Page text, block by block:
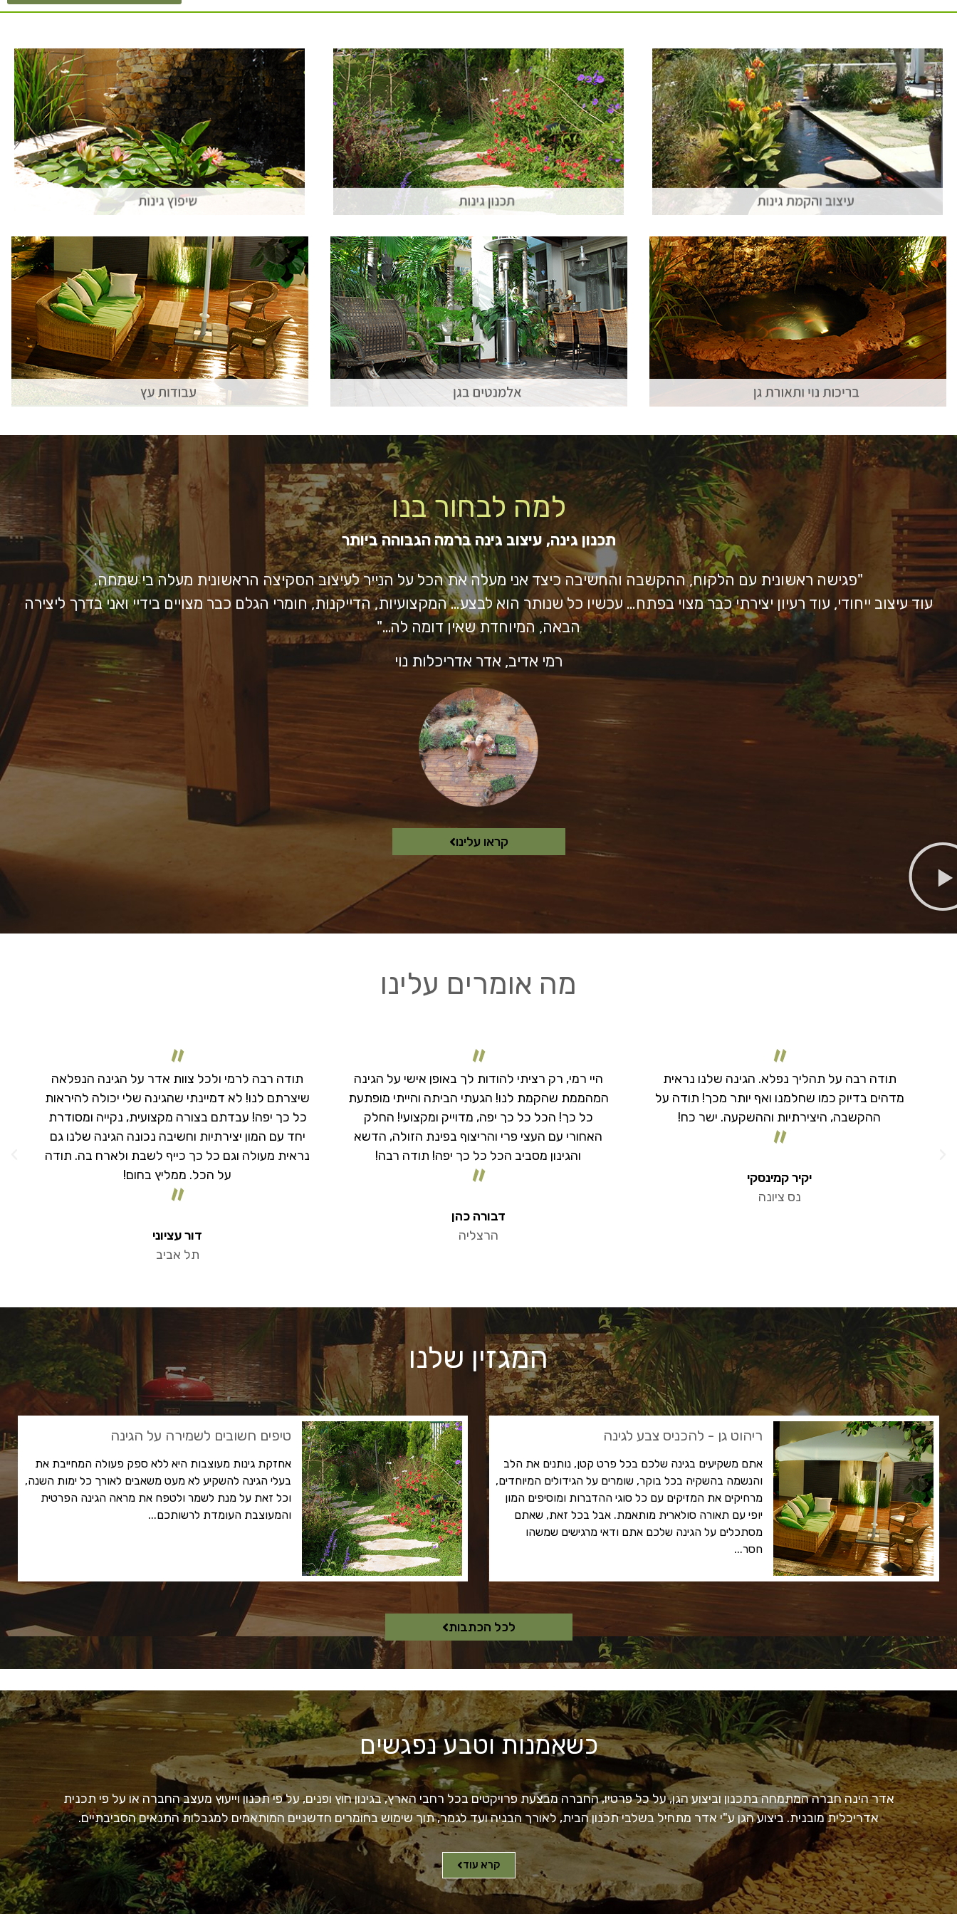
למה לבחור בנו
תכנון גינה, עיצוב גינה ברמה הגבוהה ביותר
"פגישה ראשונית עם הלקוח, ההקשבה והחשיבה כיצד אני מעלה את הכל על הנייר לעיצוב הסקיצה הראשונית מעלה בי שמחה.
עוד עיצוב ייחודי, עוד רעיון יצירתי כבר מצוי בפתח… עכשיו כל שנותר הוא לבצע… המקצועיות, הדייקנות, חומרי הגלם כבר מצויים בידיי ואני בדרך ליצירה
הבאה, המיוחדת שאין דומה לה…"
רמי אדיב, אדר אדריכלות נוי
קראו עלינו
מה אומרים עלינו
היי רמי, רק רציתי להודות לך באופן אישי על הגינה
המהממת שהקמת לנו! הגעתי הביתה והייתי מופתעת
כל כך! הכל כל כך יפה, מדוייק ומקצועי! החלק
האחורי עם העצי פרי והריצוף בפינת הזולה, הדשא
תודה רבה לרמי ולכל צוות אדר על הגינה הנפלאה
שיצרתם לנו! לא דמיינתי שהגינה שלי יכולה להיראות
כל כך יפה! עבדתם בצורה מקצועית, נקייה ומסודרת
יחד עם המון יצירתיות וחשיבה נכונה הגינה שלנו גם
נראית מעולה וגם כל כך כייף לשבת ולארח בה. תודה
על הכל. ממליץ בחום!
דור עציוני
תודה רבה על תהליך נפלא. הגינה שלנו נראית
מדהים בדיוק כמו שחלמנו ואף יותר מכך! תודה על
ההקשבה, היצירתיות וההשקעה. ישר כח!
יקיר קמינסקי
נס ציונה
המגזין שלנו
ריהוט גן - להכניס צבע לגינה
אתם משקיעים בגינה שלכם בכל פרט קטן, נותנים את הלב
והנשמה בהשקיה בכל בוקר, שומרים על הגידולים המיוחדים,
מרחיקים את המזיקים עם כל סוגי ההדברות ומוסיפים המון
יופי עם תאורה סולארית מותאמת. אבל בכל זאת, שאתם
מסתכלים על הגינה שלכם אתם ודאי מרגישים שמשהו
חסר...
טיפים חשובים לשמירה על הגינה
אחזקת גינות מעוצבות היא ללא ספק פעולה המחייבת את
בעלי הגינה להשקיע לא מעט משאבים לאורך כל ימות השנה,
וכל זאת על מנת לשמר ולטפח את מראה הגינה הפרטית
והמעוצבת העומדת לרשותכם...
לכל הכתבות
כשאמנות וטבע נפגשים
אדר הינה חברה המתמחה בתכנון וביצוע הגן, על כל פרטיו, החברה מבצעת פרויקטים בכל רחבי הארץ, בגינון חוץ ופנים, על פי תכנון וייעוץ מעצב החברה או על פי תכנית
אדריכלית מובנית. ביצוע הגן ע"י אדר מתחיל בשלבי תכנון הבית, לאורך הבניה ועד לגמר, תוך שימוש בחומרים חדשניים המותאמים למגבלות התנאים הסביבתיים.
קרא עוד